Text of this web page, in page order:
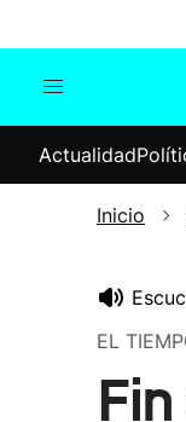
Internacional
Actualidad
Inicio
EL